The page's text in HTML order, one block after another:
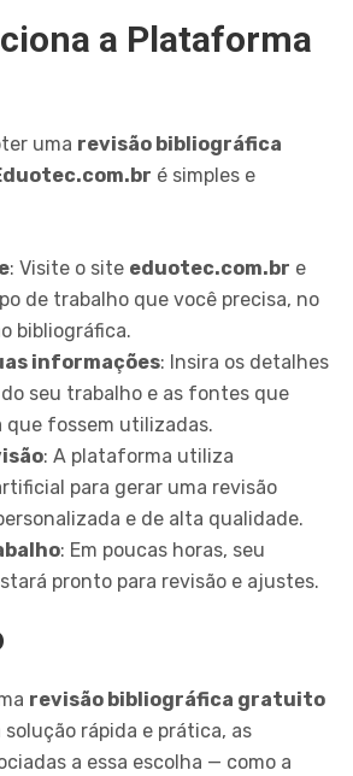
a Plataforma
uma revisão bibliográfica
é simples e
: Visite o site eduotec.com.br e
de trabalho que você precisa, no
bibliográfica.
informações: Insira os detalhes
seu trabalho e as fontes que
que fossem utilizadas.
: A plataforma utiliza
para gerar uma revisão
e de alta qualidade.
: Em poucas horas, seu
pronto para revisão e ajustes.
revisão bibliográfica gratuito
solução rápida e prática, as
a essa escolha — como a